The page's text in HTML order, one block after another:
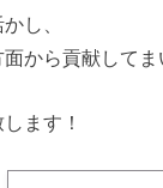
し、
から貢献して
ます！